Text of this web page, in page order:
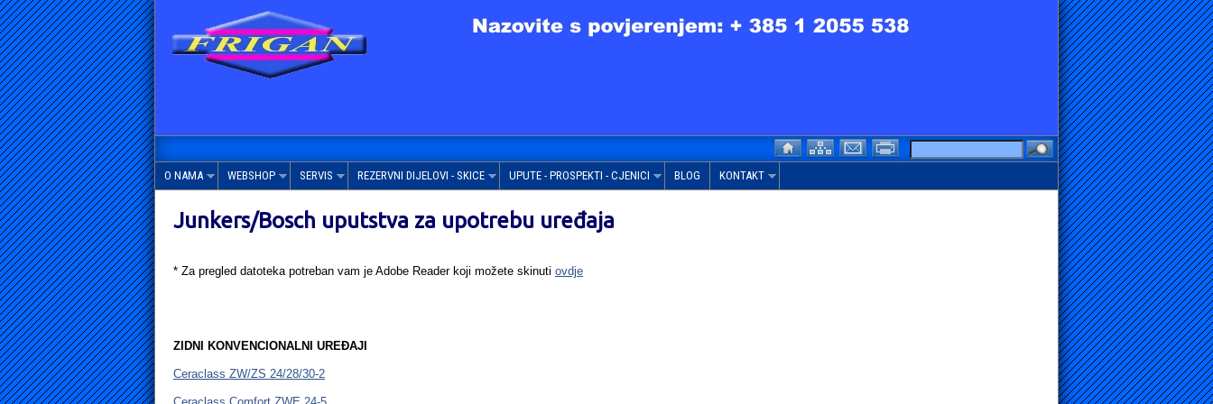
O NAMA WEBSHOP SERVIS REZERVNI DIJELOVI - SKICE UPUTE - PROSPEKTI - CJENICI BLOG KONTAKT
Junkers/Bosch uputstva za upotrebu uređaja
* Za pregled datoteka potreban vam je Adobe Reader koji možete skinuti ovdje
ZIDNI KONVENCIONALNI UREĐAJI
Ceraclass ZW/ZS 24/28/30-2